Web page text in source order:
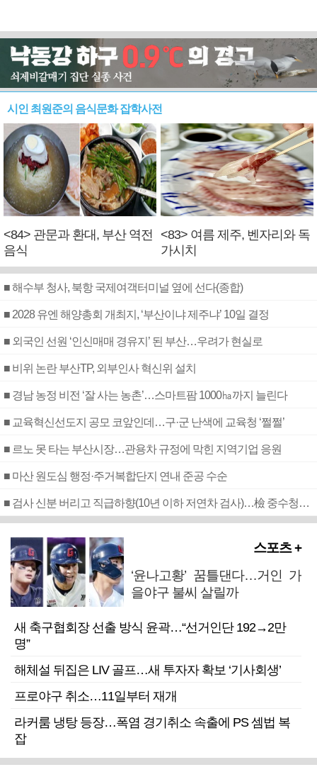
시인 최원준의 음식문화 잡학사전
<84> 관문과 환대, 부산 역전
음식
<83> 여름 제주, 벤자리와 독
가시치
■ 해수부 청사, 북항 국제여객터미널 옆에 선다(종합)
■ 2028 유엔 해양총회 개최지, ‘부산이냐 제주냐’ 10일 결정
■ 외국인 선원 ‘인신매매 경유지’ 된 부산…우려가 현실로
■ 비위 논란 부산TP, 외부인사 혁신위 설치
■ 경남 농정 비전 ‘잘 사는 농촌’…스마트팜 1000㏊까지 늘린다
■ 교육혁신선도지 공모 코앞인데…구·군 난색에 교육청 ‘쩔쩔’
■ 르노 못 타는 부산시장…관용차 규정에 막힌 지역기업 응원
■ 마산 원도심 행정·주거복합단지 연내 준공 수순
■ 검사 신분 버리고 직급하향(10년 이하 저연차 검사)…檢 중수청행 기피
스포츠 +
‘윤나고황’ 꿈틀댄다…거인 가
을야구 불씨 살릴까
새 축구협회장 선출 방식 윤곽…“선거인단 192→2만
명”
해체설 뒤집은 LIV 골프…새 투자자 확보 ‘기사회생’
프로야구 취소…11일부터 재개
라커룸 냉탕 등장…폭염 경기취소 속출에 PS 셈법 복
잡